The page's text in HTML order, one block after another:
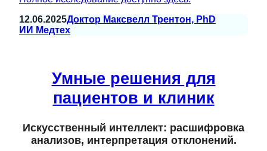
12.06.2025Доктор Максвелл Трентон, PhD
ИИ Медтех
Умные решения для
пациентов и клиник
Искусственный интеллект: расшифровка
анализов, интерпретация отклонений.